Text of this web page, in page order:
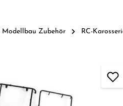
Modellbau Zubehör RC-